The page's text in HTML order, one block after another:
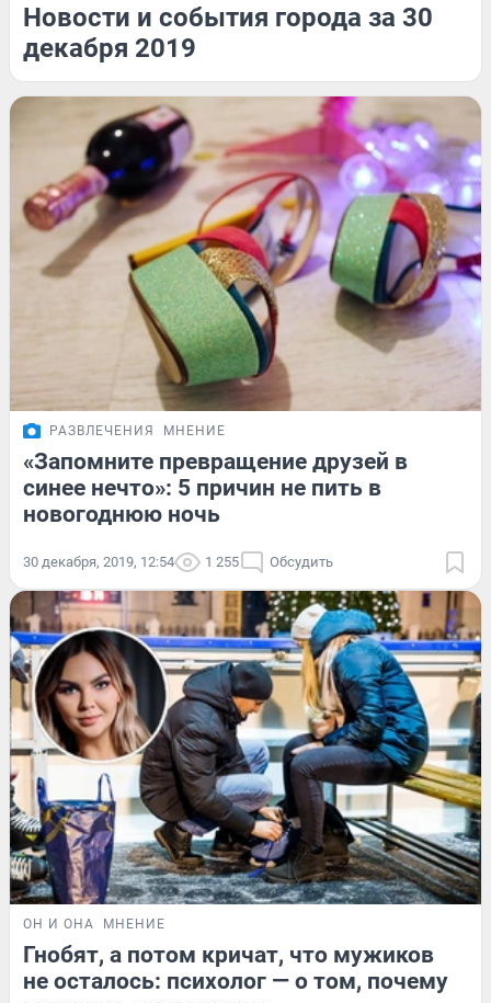
Новости и события города за 30
декабря 2019
РАЗВЛЕЧЕНИЯ МНЕНИЕ
«Запомните превращение друзей в
синее нечто»: 5 причин не пить в
новогоднюю ночь
30 декабря, 2019, 12:54 1 255 Обсудить
ОН И ОНА МНЕНИЕ
Гнобят, а потом кричат, что мужиков
не осталось: психолог — о том, почему